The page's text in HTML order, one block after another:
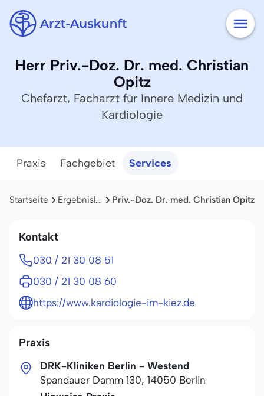
Herr Priv.-Doz. Dr. med. Christian
Opitz
Chefarzt, Facharzt für Innere Medizin und
Kardiologie
Praxis Fachgebiet Services
Startseite Ergebnisliste Priv.-Doz. Dr. med. Christian Opitz
Praxis
DRK-Kliniken Berlin - Westend
Spandauer Damm 130, 14050 Berlin
Kontakt
030 / 21 30 08 51
030 / 21 30 08 60
https://www.kardiologie-im-kiez.de